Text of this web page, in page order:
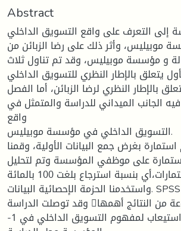
Abstract
إلى التعرف على واقع التسويق الداخلي
موبيليس، وأثر ذلك على رضا الزبائن من
و مؤسسة موبيليس، وقد تم تناول ثلاث
يتعلق بالإطار النظري للتسويق الداخلي،
بالإطار النظري لرضا الزبائن، أما الفصل
فيه الجانب الميداني للدراسة والمتمثل في
واقع
التسويق الداخلي في مؤسسة موبيليس.
بغرض جمع البيانات الأولية، وقمنا
40 استمارة على موظفي المؤسسة وتم لتحليل
استرجاع كافة الاستمارات،أي بنسبة استرجاع بلغت 100 بالمائة
واستخدمنا الحزمة الإحصائية البيانات. SPSS
وقد توصلت الدراسة موعة من النتائج أهمها:
-1 هناك فهم واستيعاب لمفهوم التسويق الداخلي في